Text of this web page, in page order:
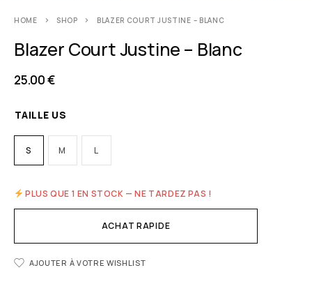
HOME SHOP BLAZER COURT JUSTINE – BLANC
Blazer Court Justine – Blanc
25.00€
TAILLE US
S M L
PLUS QUE 1 EN STOCK — NE TARDEZ PAS !
ACHAT RAPIDE
AJOUTER À VOTRE WISHLIST